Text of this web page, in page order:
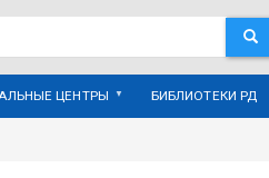
ЦЕНТРЫ БИБЛИОТЕКИ РД